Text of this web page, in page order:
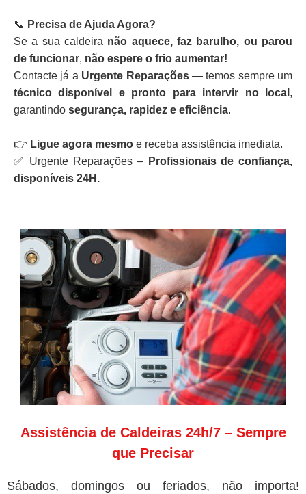
📞 Precisa de Ajuda Agora?
Se a sua caldeira não aquece, faz barulho, ou parou
de funcionar, não espere o frio aumentar!
Contacte já a Urgente Reparações— temos sempre um
técnico disponível e pronto para intervir no local ,
garantindo segurança, rapidez e eficiência.
👉 Ligue agora mesmo e receba assistência imediata.
✅ Urgente Reparações – Profissionais de confiança,
disponíveis 24H.
Assistência de Caldeiras 24h/7 – Sempre
que Precisar
Sábados, domingos ou feriados, não importa!